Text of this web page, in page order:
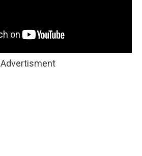
Advertisment